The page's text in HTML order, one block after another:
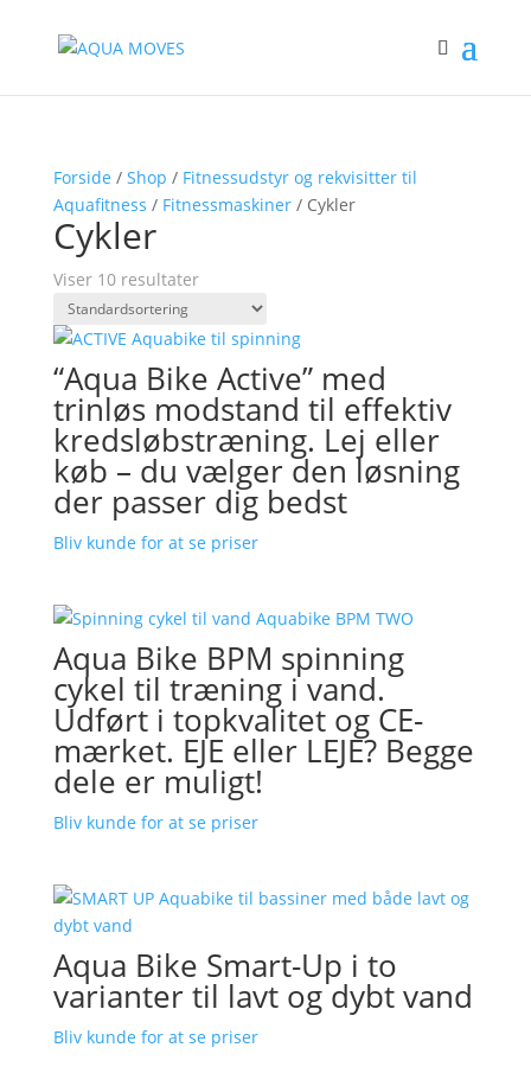
Forside / Shop / Fitnessudstyr og rekvisitter til
Aquafitness / Fitnessmaskiner/ Cykler
Cykler
Viser 10 resultater
“Aqua Bike Active” med
trinløs modstand til effektiv
kredsløbstræning. Lej eller
køb – du vælger den løsning
der passer dig bedst
Bliv kunde for at se priser
Aqua Bike BPM spinning
cykel til træning i vand.
Udført i topkvalitet og CE-
mærket. EJE eller LEJE? Begge
dele er muligt!
Bliv kunde for at se priser
Aqua Bike Smart-Up i to
varianter til lavt og dybt vand
Bliv kunde for at se priser